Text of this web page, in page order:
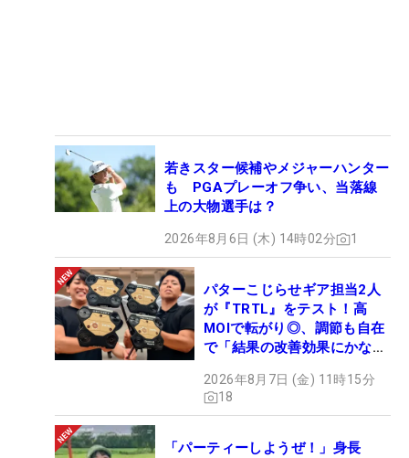
若きスター候補やメジャーハンター
も PGAプレーオフ争い、当落線
上の大物選手は？
2026年8月6日 (木) 14時02分 1
パターこじらせギア担当2人
が『TRTL』をテスト！高
MOIで転がり◎、調節も自在
で「結果の改善効果にかなり
2026年8月7日 (金) 11時15分
18
「パーティーしようぜ！」身長